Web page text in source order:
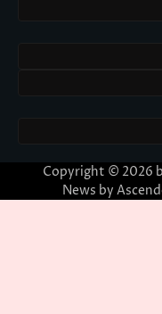
Copyright © 2026
News by